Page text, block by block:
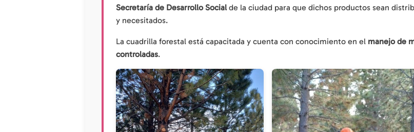
Secretaría de Desarrollo Social de la ciudad para que dichos productos sean
y necesitados.
La cuadrilla forestal está capacitada y cuenta con conocimiento en el manejo de
controladas.